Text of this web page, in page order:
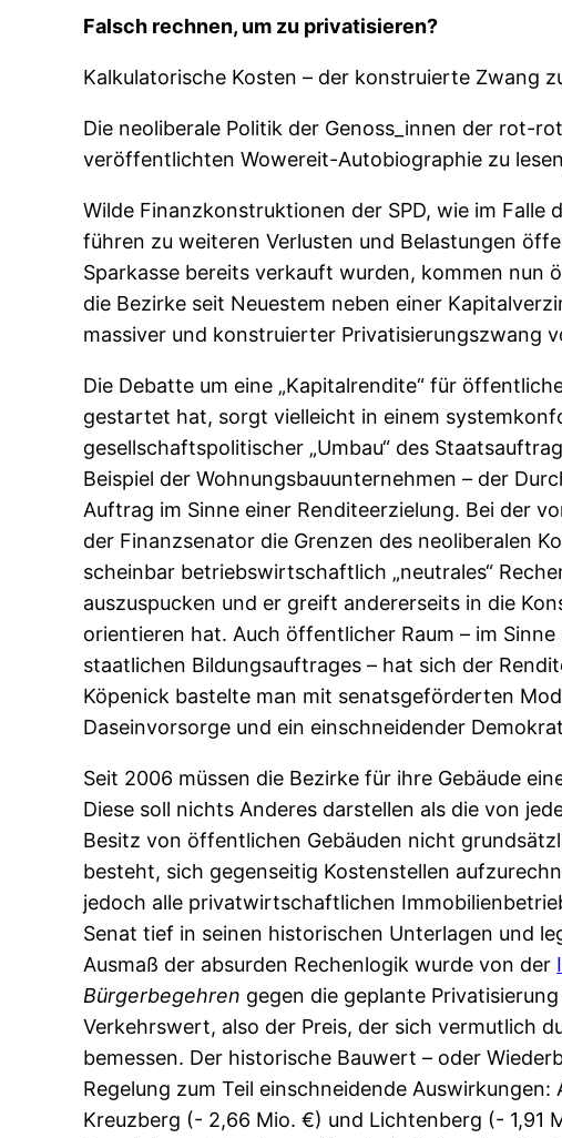
Falsch rechnen, um zu privatisieren?
Kalkulatorische Kosten – der konstruierte Zwang
Die neoliberale Politik der Genoss_innen der rot-
veröffentlichten Wowereit-Autobiographie zu
Wilde Finanzkonstruktionen der SPD, wie im
führen zu weiteren Verlusten und Belastungen
Sparkasse bereits verkauft wurden, kommen nun
die Bezirke seit Neuestem neben einer
massiver und konstruierter Privatisierungszwang
Die Debatte um eine „Kapitalrendite“ für
gestartet hat, sorgt vielleicht in einem
gesellschaftspolitischer „Umbau“ des
Beispiel der Wohnungsbauunternehmen – der
Auftrag im Sinne einer Renditeerzielung. Bei der
der Finanzsenator die Grenzen des neoliberalen
scheinbar betriebswirtschaftlich „neutrales“
auszuspucken und er greift andererseits in die
orientieren hat. Auch öffentlicher Raum – im
staatlichen Bildungsauftrages – hat sich der
Köpenick bastelte man mit senatsgeförderten
Daseinvorsorge und ein einschneidender
Seit 2006 müssen die Bezirke für ihre Gebäude
Diese soll nichts Anderes darstellen als die von
Besitz von öffentlichen Gebäuden nicht
besteht, sich gegenseitig Kostenstellen
jedoch alle privatwirtschaftlichen
Senat tief in seinen historischen Unterlagen und
Ausmaß der absurden Rechenlogik wurde von der
Bürgerbegehren gegen die geplante
Verkehrswert, also der Preis, der sich vermutlich
bemessen. Der historische Bauwert – oder
Regelung zum Teil einschneidende
Kreuzberg (- 2,66 Mio. €) und Lichtenberg (- 1,91